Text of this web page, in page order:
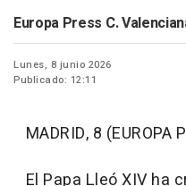
Europa Press C.
Lunes, 8 junio 2026
Publicado: 12:11
MADRID, 8 (EUROPA
El Papa Lleó XIV ha